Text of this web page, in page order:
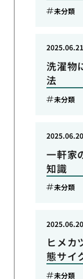
未分類
洗濯物
法
2025.06.21
未分類
一軒家
知識
2025.06.20
未分類
ヒメカ
態サイ
2025.06.20
未分類